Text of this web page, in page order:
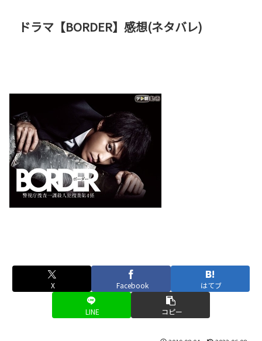
ドラマ【BORDER】感想(ネタバレ)
X Facebook はてブ
LINE コピー